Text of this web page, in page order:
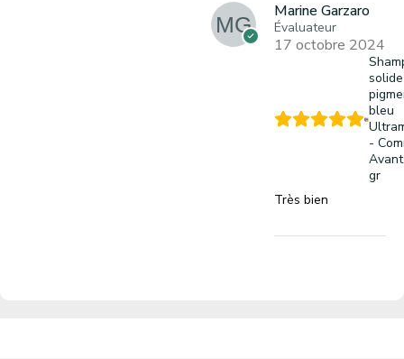
Marine Garzaro
Évaluateur
17 octobre 2024
bleu
-
gr
Très bien